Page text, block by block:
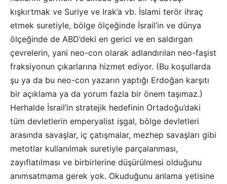
kışkırtmak ve Suriye ve Irak’a vb. İslami terör ihraç
etmek suretiyle, bölge ölçeğinde İsrail’in ve dünya
ölçeğinde de ABD’deki en gerici ve en saldırgan
çevrelerin, yani neo-con olarak adlandırılan neo-faşist
fraksiyonun çıkarlarına hizmet ediyor. (Bu koşullarda
şu ya da bu neo-con yazarın yaptığı Erdoğan karşıtı
bir açıklama ya da yorum fazla bir önem taşımaz.)
Herhalde İsrail’in stratejik hedefinin Ortadoğu’daki
tüm devletlerin emperyalist işgal, bölge devletleri
arasında savaşlar, iç çatışmalar, mezhep savaşları gibi
metotlar kullanılmak suretiyle parçalanması,
zayıflatılması ve birbirlerine düşürülmesi olduğunu
anımsatmama gerek yok. Okuduğunu anlama yetisine